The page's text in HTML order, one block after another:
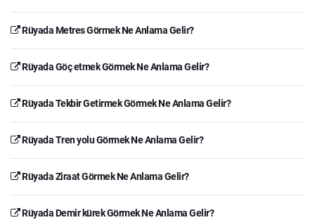
Rüyada Metres Görmek Ne Anlama Gelir?
Rüyada Göç etmek Görmek Ne Anlama Gelir?
Rüyada Tekbir Getirmek Görmek Ne Anlama Gelir?
Rüyada Tren yolu Görmek Ne Anlama Gelir?
Rüyada Ziraat Görmek Ne Anlama Gelir?
Rüyada Demir kürek Görmek Ne Anlama Gelir?